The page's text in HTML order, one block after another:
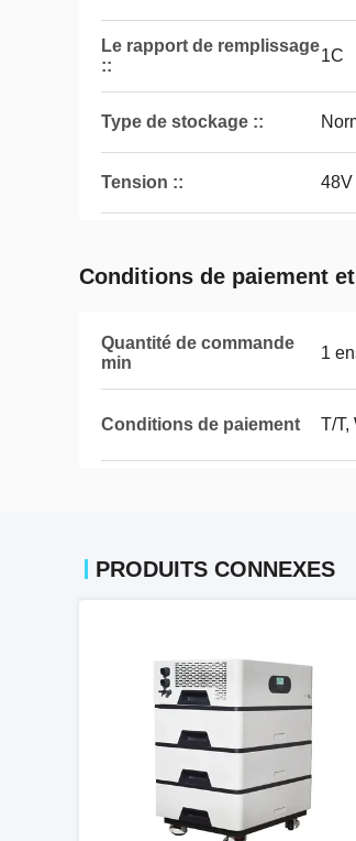
Le rapport de remplissage
::
1C
Type de stockage ::
Tension :: 48V
Conditions de paiement
Quantité de commande
min
1
Conditions de paiement T/T,
PRODUITS CONNEXES